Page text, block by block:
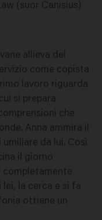
(suor Canisius)
allieva del
come copista
lavoro riguarda
si prepara
che
Anna ammira il
da lui. Così
il giorno
completamente
la cerca e si fa
ottiene un